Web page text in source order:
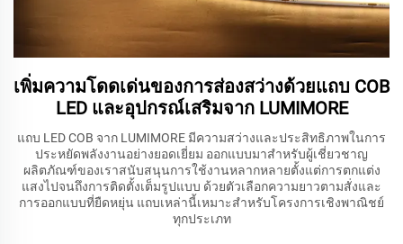
เพิ่มความโดดเด่นของการส่องสว่างด้วยแถบ COB
LED และอุปกรณ์เสริมจาก LUMIMORE
แถบ LED COB จาก LUMIMORE มีความสว่างและประสิทธิภาพในการ
ประหยัดพลังงานอย่างยอดเยี่ยม ออกแบบมาสำหรับผู้เชี่ยวชาญ
ผลิตภัณฑ์ของเราสนับสนุนการใช้งานหลากหลายตั้งแต่การตกแต่ง
แสงไปจนถึงการติดตั้งเต็มรูปแบบ ด้วยตัวเลือกความยาวตามสั่งและ
การออกแบบที่ยืดหยุ่น แถบเหล่านี้เหมาะสำหรับโครงการเชิงพาณิชย์
ทุกประเภท